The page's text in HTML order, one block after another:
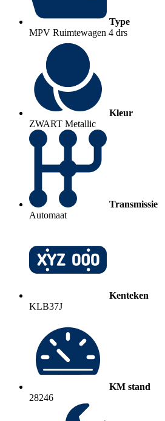
Type
MPV Ruimtewagen 4 drs
Kleur
ZWART Metallic
Transmissie
Automaat
Kenteken
KLB37J
KM stand
28246